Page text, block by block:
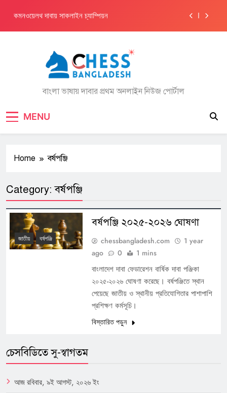
content
কমনওয়েলথ দাবায় সাকলাইন চ্যাম্পিয়ন
তুরস্ক গেলেন ফাহাদ, খেলবেন তিন টুর্নামেন্ট
এশিয়ান চ্যাম্পিয়নশিপে নিয়াজ-ফাহাদ
ফাহাদের দ্বিতীয় জিএম নর্ম অর্জন
বাংলা ভাষায় দাবার প্রথম অনলাইন নিউজ পোর্টাল
MENU
Home বর্ষপঞ্জি
Category:বর্ষপঞ্জি
জাতীয় বর্ষপঞ্জি
বর্ষপঞ্জি ২০২৫-২০২৬ ঘোষণা
chessbangladesh.com
1 year
ago
0 1 mins
বাংলাদেশ দাবা ফেডারেশন বার্ষিক দাবা পঞ্জিকা
২০২৫-২০২৬ ঘোষণা করেছে। বর্ষপঞ্জিতে স্থান
পেয়েছে জাতীয় ও স্থানীয় প্রতিযোগিতার পাশাপাশি
প্রশিক্ষণ কর্মসূচি।
বিস্তারিত পড়ুন
চেসবিডিতে সু-স্বাগতম
আজ রবিবার, ৯ই আগস্ট, ২০২৬ ইং